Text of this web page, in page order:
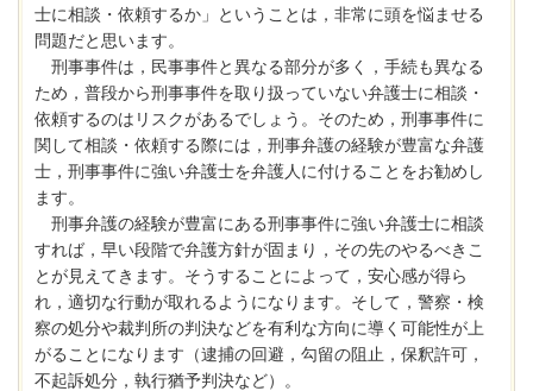
士に相談・依頼するか」ということは，非常に頭を悩ませる
問題だと思います。
刑事事件は，民事事件と異なる部分が多く，手続も異なる
ため，普段から刑事事件を取り扱っていない弁護士に相談・
依頼するのはリスクがあるでしょう。そのため，刑事事件に
関して相談・依頼する際には，刑事弁護の経験が豊富な弁護
士，刑事事件に強い弁護士を弁護人に付けることをお勧めし
ます。
刑事弁護の経験が豊富にある刑事事件に強い弁護士に相談
すれば，早い段階で弁護方針が固まり，その先のやるべきこ
とが見えてきます。そうすることによって，安心感が得ら
れ，適切な行動が取れるようになります。そして，警察・検
察の処分や裁判所の判決などを有利な方向に導く可能性が上
がることになります（逮捕の回避，勾留の阻止，保釈許可，
不起訴処分，執行猶予判決など）。